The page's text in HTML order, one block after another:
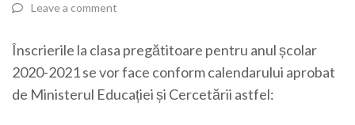
Leave a comment
Înscrierile la clasa pregătitoare pentru anul școlar
2020-2021 se vor face conform calendarului aprobat
de Ministerul Educației și Cercetării astfel: